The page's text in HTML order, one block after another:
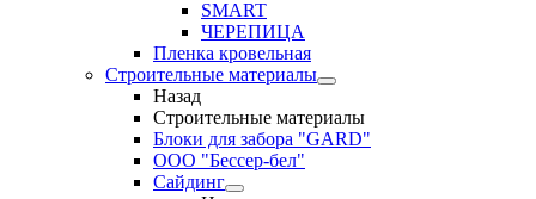
SMART
ЧЕРЕПИЦА
Пленка кровельная
Строительные материалы
Назад
Строительные материалы
Блоки для забора "GARD"
ООО "Бессер-бел"
Сайдинг